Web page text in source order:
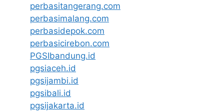
perbasitangerang.com
perbasimalang.com
perbasidepok.com
perbasicirebon.com
PGSIbandung.id
pgsiaceh.id
pgsijambi.id
pgsibali.id
pgsijakarta.id